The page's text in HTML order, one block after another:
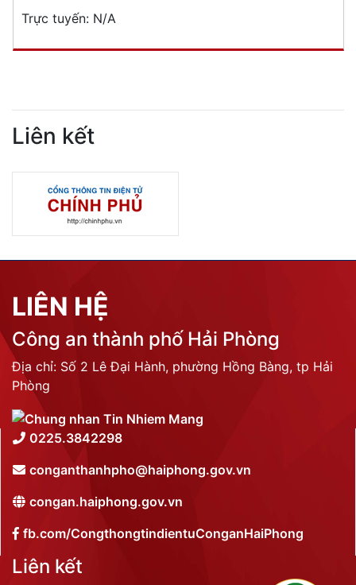
Trực tuyến: N/A
Liên kết
LIÊN HỆ
Công an thành phố Hải Phòng
Địa chỉ: Số 2 Lê Đại Hành, phường Hồng Bàng, tp Hải
Phòng
0225.3842298
conganthanhpho@haiphong.gov.vn
congan.haiphong.gov.vn
fb.com/CongthongtindientuConganHaiPhong
Liên kết